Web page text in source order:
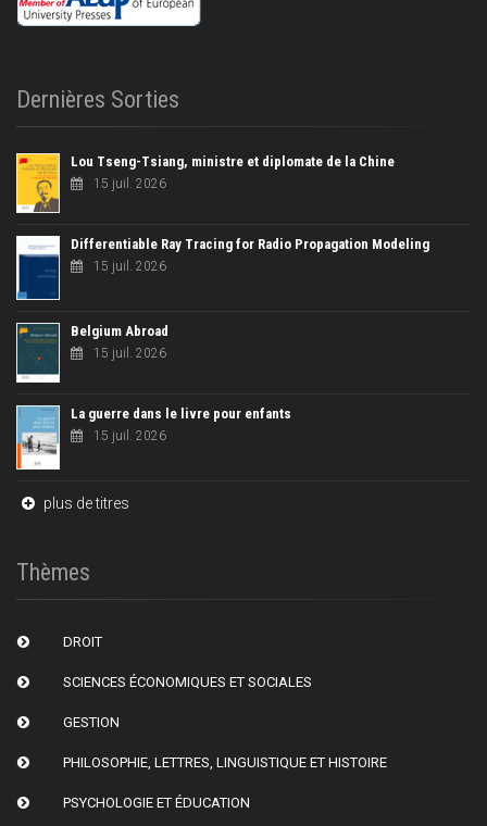
Dernières Sorties
Lou Tseng-Tsiang, ministre et diplomate de la Chine
15 juil. 2026
Differentiable Ray Tracing for Radio Propagation Modeling
15 juil. 2026
Belgium Abroad
15 juil. 2026
La guerre dans le livre pour enfants
15 juil. 2026
plus de titres
Thèmes
DROIT
SCIENCES ÉCONOMIQUES ET SOCIALES
GESTION
PHILOSOPHIE, LETTRES, LINGUISTIQUE ET HISTOIRE
PSYCHOLOGIE ET ÉDUCATION